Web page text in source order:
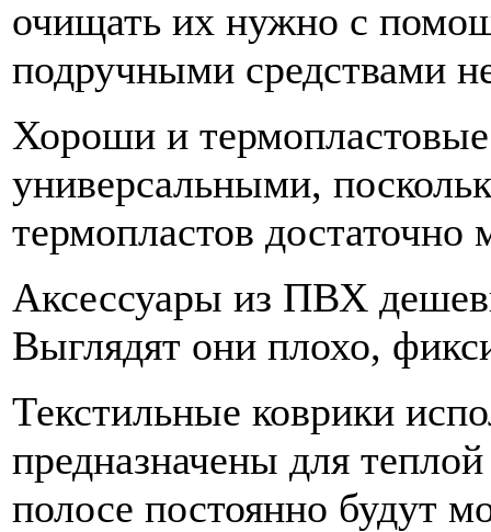
очищать их нужно с
подручными средствами
Хороши и
универсальными,
термопластов достаточно
Аксессуары из ПВХ
Выглядят они плохо,
Текстильные коврики
предназначены для
полосе постоянно будут